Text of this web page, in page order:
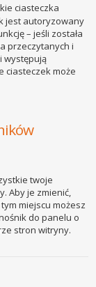
ciasteczka
jest autoryzowany
– jeśli została
przeczytanych i
występują
ciasteczek może
twoje
Aby je zmienić,
miejscu możesz
do panelu o
stron witryny.